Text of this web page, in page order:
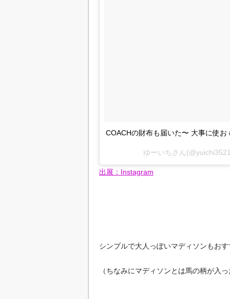
COACHの財布も届いた〜 大事に使
ゆーいちさん
出展：Instagram
シンプルで大人っぽいマディソンもお
（ちなみにマディソンとは馬の柄が入